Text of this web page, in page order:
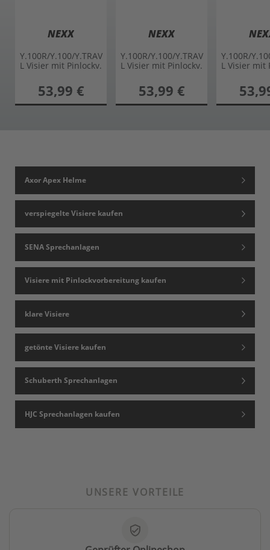
NEXX
Y.100R/Y.100/Y.TRAV
L Visier mit Pinlockv.
53,99 €
NEXX
Y.100R/Y.100/Y.TRAV
L Visier mit Pinlockv.
53,99 €
Y.100R/
L Visier mit
Axor Apex Helme
verspiegelte Visiere kaufen
SENA Sprechanlagen
Visiere mit Pinlockvorbereitung kaufen
klare Visiere
getönte Visiere kaufen
Schuberth Sprechanlagen
HJC Sprechanlagen kaufen
UNSERE VORTEILE
verified_user